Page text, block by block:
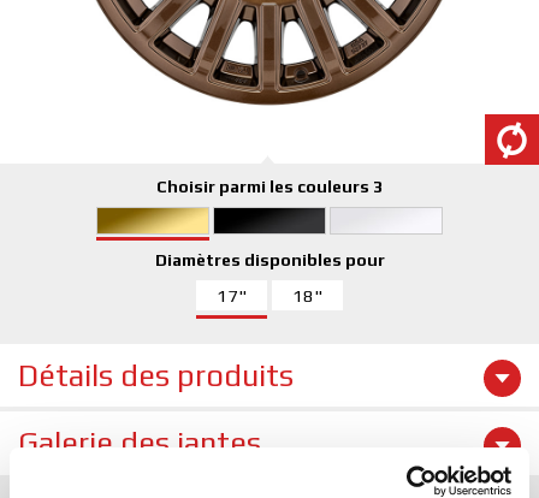
Choisir parmi les couleurs 3
Diamètres disponibles pour
17" 18"
Détails des produits
Galerie des jantes